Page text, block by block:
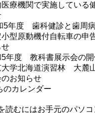
機関で実施している
年度 歯科健診と歯周
原動機付自転車の申
せ
度 教科書展示会の開
北海道演習林 大麓
お知らせ
カレンダー
読むにはお手元のパソ